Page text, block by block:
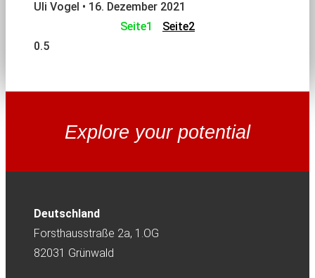
Uli Vogel
16. Dezember 2021
Seite1 Seite2
Explore your potential
Deutschland
Forsthausstraße 2a, 1.OG
82031 Grünwald